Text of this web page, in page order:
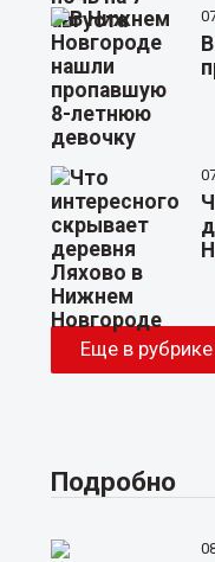
Еще в рубрике
Подробно